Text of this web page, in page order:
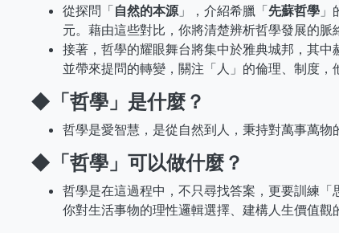
從探問「自然的本源」，介紹希臘「先蘇哲學
元。藉由這些對比，你將清楚辨析哲學發展的脈
接著，哲學的耀眼舞台將集中於雅典城邦，其中
並帶來提問的轉變，關注「人」的倫理、制度
◆ 「哲學」是什麼？
哲學是愛智慧，是從自然到人，秉持對萬事萬物
◆ 「哲學」可以做什麼？
哲學是在這過程中，不只尋找答案，更要訓練
你對生活事物的理性邏輯選擇、建構人生價值觀